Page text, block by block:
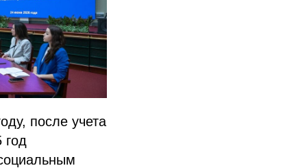
после учета
год